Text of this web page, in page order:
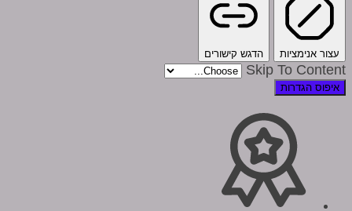
עצור אנימציות הדגש קישורים
Skip To Content
איפוס הגדרות